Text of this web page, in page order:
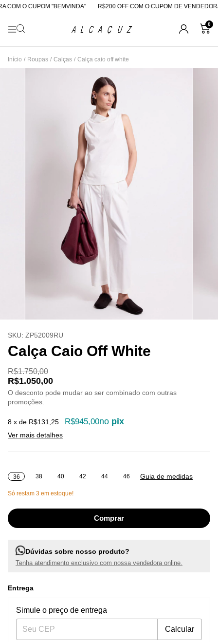
O CUPOM "BEMVINDA" R$200 OFF COM O CUPOM DE VENDEDORA
0
Início / Roupas / Calças / Calça caio off white
SKU: ZP52009RU
Calça Caio Off White
R$1.750,00
R$1.050,00
O desconto pode mudar ao ser combinado com outras
promoções.
8 x de R$131,25 R$945,00no pix
Ver mais detalhes
36 38 40 42 44 46 Guia de medidas
Só restam 3 em estoque!
Dúvidas sobre nosso produto?
Tenha atendimento exclusivo com nossa vendedora online.
Entrega
Entregas para o CEP:
Simule o preço de entrega
Calcular